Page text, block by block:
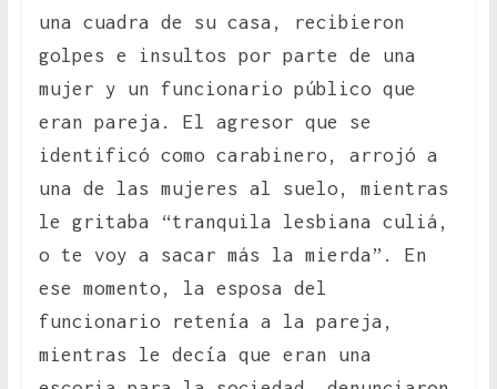
una cuadra de su casa, recibieron
golpes e insultos por parte de una
mujer y un funcionario público que
eran pareja. El agresor que se
identificó como carabinero, arrojó a
una de las mujeres al suelo, mientras
le gritaba “tranquila lesbiana culiá,
o te voy a sacar más la mierda”. En
ese momento, la esposa del
funcionario retenía a la pareja,
mientras le decía que eran una